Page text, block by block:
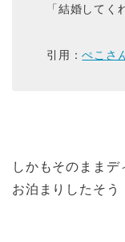
「結婚してく
引用：ぺこさ
しかもそのまま
お泊まりしたそう